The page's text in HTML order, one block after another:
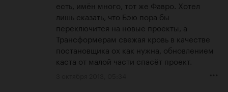
есть, имён много, тот же Фавро. Хотел
лишь сказать, что Бэю пора бы
переключится на новые проекты, а
Трансформерам свежая кровь в качестве
постановщика ох как нужна, обновлением
каста от малой части спасёт проект.